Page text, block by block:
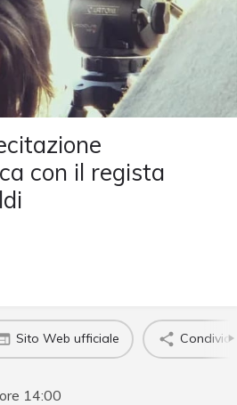
con il regista
Sito Web ufficiale Condividi
14:00